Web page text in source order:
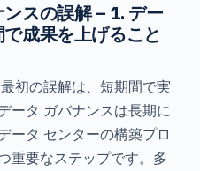
スの誤解 – 1. デー
成果を上げること
初の誤解は、短期間で実
ータ ガバナンスは長期に
ータ センターの構築プロ
重要なステップです。多